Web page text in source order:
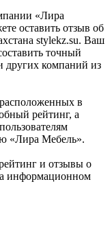
«Лира
оставить отзыв об
stylekz.su. Ваш
точный
других компаний из
в
рейтинг, а
«Лира Мебель».
и отзывы о
информационном